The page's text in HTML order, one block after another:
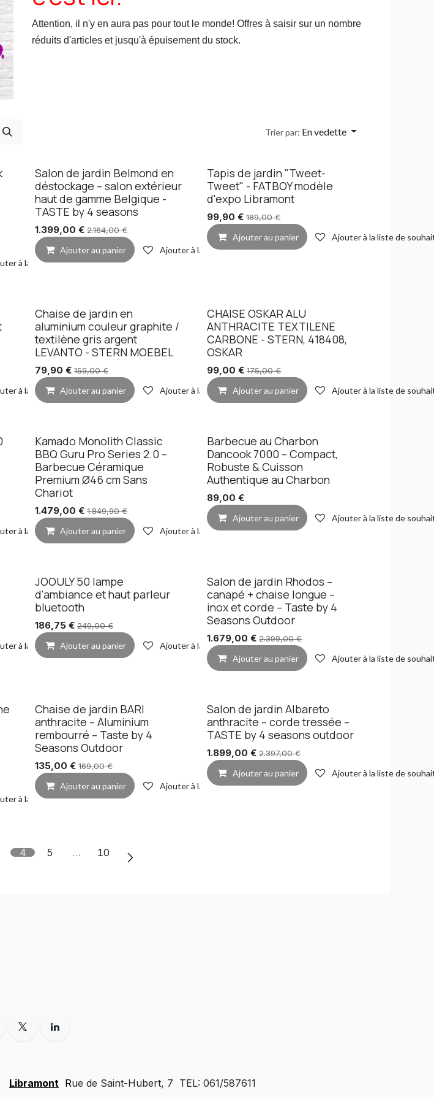
Attention, il n'y en aura pas pour tout le monde! Offres à saisir sur un nombre
réduits d'articles et jusqu'à épuisement du stock.
Trier par: En vedette
à la liste de souhaits
Promo
Salon de jardin Belmond en
déstockage – salon extérieur
haut de gamme Belgique -
TASTE by 4 seasons
1.399,00 € 2.164,00€
Ajouter au panier Ajouter à la liste de souhaits
Tapis de jardin "Tweet-
Tweet" - FATBOY modèle
d'expo Libramont
99,90 € 189,00€
Ajouter au panier Ajouter à la liste de
à la liste de souhaits
Promo
Chaise de jardin en
aluminium couleur graphite /
textilène gris argent
LEVANTO - STERN MOEBEL
79,90 € 159,00€
Ajouter au panier Ajouter à la liste de souhaits
Promo
CHAISE OSKAR ALU
ANTHRACITE TEXTILENE
CARBONE - STERN, 418408,
OSKAR
99,00 € 175,00€
Ajouter au panier Ajouter à la liste de
à la liste de souhaits
Kamado Monolith Classic
BBQ Guru Pro Series 2.0 –
Barbecue Céramique
Premium Ø46 cm Sans
Chariot
1.479,00 € 1.849,90€
Ajouter au panier Ajouter à la liste de souhaits
Barbecue au Charbon
Dancook 7000 – Compact,
Robuste & Cuisson
Authentique au Charbon
89,00 €
Ajouter au panier Ajouter à la liste de
à la liste de souhaits
JOOULY 50 lampe
d'ambiance et haut parleur
bluetooth
186,75€ 249,00€
Ajouter au panier Ajouter à la liste de souhaits
Salon de jardin Rhodos –
canapé + chaise longue –
inox et corde – Taste by 4
Seasons Outdoor
1.679,00 € 2.399,00€
Ajouter au panier Ajouter à la liste de
à la liste de souhaits
Chaise de jardin BARI
anthracite – Aluminium
rembourré – Taste by 4
Seasons Outdoor
135,00 € 169,00€
Ajouter au panier Ajouter à la liste de souhaits
Salon de jardin Albareto
anthracite – corde tressée –
TASTE by 4 seasons outdoor
1.899,00 € 2.397,00€
Ajouter au panier Ajouter à la liste de
4 5 … 10
Libramont Rue de Saint-Hubert, 7 TEL: 061/587611